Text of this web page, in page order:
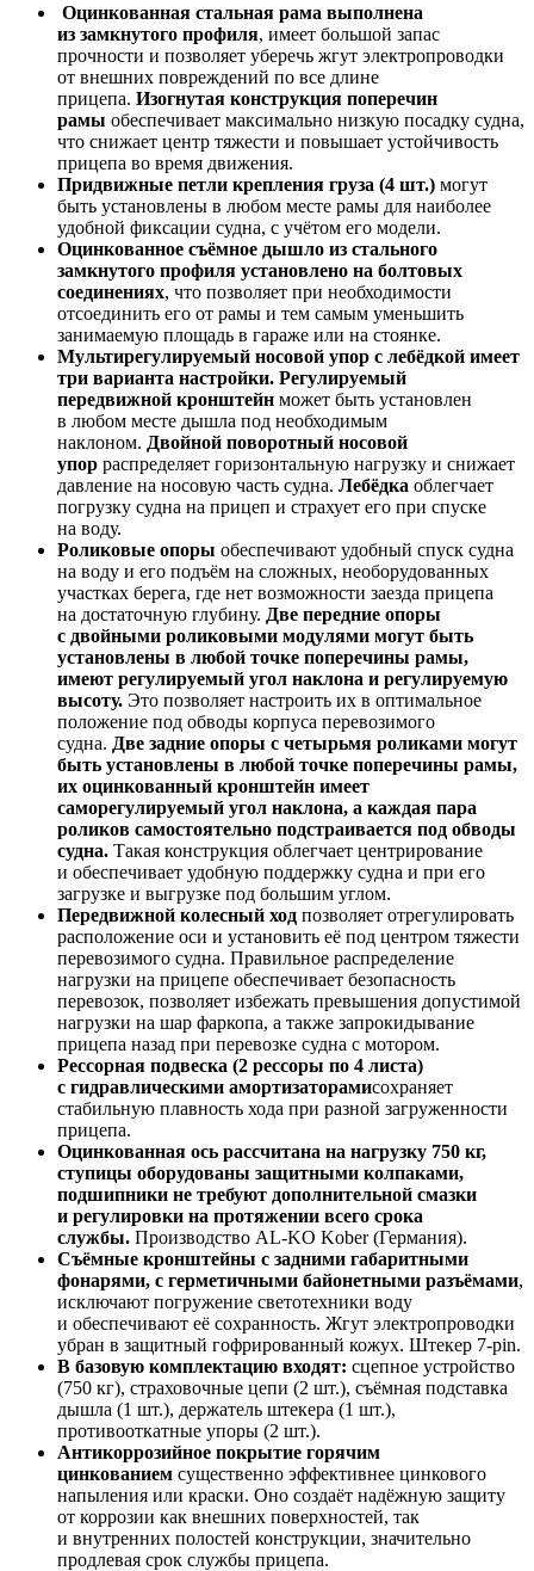
Оцинкованная стальная рама выполнена
из замкнутого профиля, имеет большой запас
прочности и позволяет уберечь жгут электропроводки
от внешних повреждений по все длине
прицепа. Изогнутая конструкция поперечин
рамы обеспечивает максимально низкую посадку судна,
что снижает центр тяжести и повышает устойчивость
прицепа во время движения.
Придвижные петли крепления груза (4 шт.) могут
быть установлены в любом месте рамы для наиболее
удобной фиксации судна, с учётом его модели.
Оцинкованное съёмное дышло из стального
замкнутого профиля установлено на болтовых
соединениях, что позволяет при необходимости
отсоединить его от рамы и тем самым уменьшить
занимаемую площадь в гараже или на стоянке.
Мультирегулируемый носовой упор с лебёдкой имеет
три варианта настройки. Регулируемый
передвижной кронштейн может быть установлен
в любом месте дышла под необходимым
наклоном. Двойной поворотный носовой
упор распределяет горизонтальную нагрузку и снижает
давление на носовую часть судна. Лебёдка облегчает
погрузку судна на прицеп и страхует его при спуске
на воду.
Роликовые опоры обеспечивают удобный спуск судна
на воду и его подъём на сложных, необорудованных
участках берега, где нет возможности заезда прицепа
на достаточную глубину. Две передние опоры
с двойными роликовыми модулями могут быть
установлены в любой точке поперечины рамы,
имеют регулируемый угол наклона и регулируемую
высоту. Это позволяет настроить их в оптимальное
положение под обводы корпуса перевозимого
судна. Две задние опоры с четырьмя роликами могут
быть установлены в любой точке поперечины рамы,
их оцинкованный кронштейн имеет
саморегулируемый угол наклона, а каждая пара
роликов самостоятельно подстраивается под обводы
судна. Такая конструкция облегчает центрирование
и обеспечивает удобную поддержку судна и при его
загрузке и выгрузке под большим углом.
Передвижной колесный ход позволяет отрегулировать
расположение оси и установить её под центром тяжести
перевозимого судна. Правильное распределение
нагрузки на прицепе обеспечивает безопасность
перевозок, позволяет избежать превышения допустимой
нагрузки на шар фаркопа, а также запрокидывание
прицепа назад при перевозке судна с мотором.
Рессорная подвеска (2 рессоры по 4 листа)
с гидравлическими амортизаторамисохраняет
стабильную плавность хода при разной загруженности
прицепа.
Оцинкованная ось рассчитана на нагрузку 750 кг,
ступицы оборудованы защитными колпаками,
подшипники не требуют дополнительной смазки
и регулировки на протяжении всего срока
службы. Производство AL-KO Kober (Германия).
Съёмные кронштейны с задними габаритными
фонарями, с герметичными байонетными разъёмами,
исключают погружение светотехники воду
и обеспечивают её сохранность. Жгут электропроводки
убран в защитный гофрированный кожух. Штекер 7-pin.
В базовую комплектацию входят: сцепное устройство
(750 кг), страховочные цепи (2 шт.), съёмная подставка
дышла (1 шт.), держатель штекера (1 шт.),
противооткатные упоры (2 шт.).
Антикоррозийное покрытие горячим
цинкованием существенно эффективнее цинкового
напыления или краски. Оно создаёт надёжную защиту
от коррозии как внешних поверхностей, так
и внутренних полостей конструкции, значительно
продлевая срок службы прицепа.